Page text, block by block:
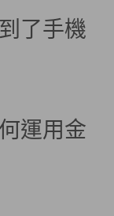
了手機
運用金